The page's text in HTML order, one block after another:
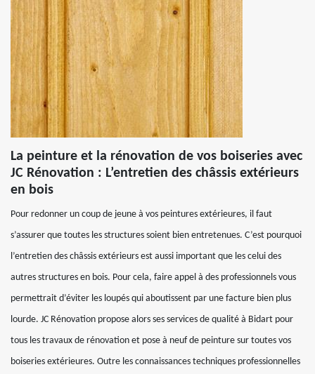
La peinture et la rénovation de vos boiseries avec
JC Rénovation : L’entretien des châssis extérieurs
en bois
Pour redonner un coup de jeune à vos peintures extérieures, il faut
s’assurer que toutes les structures soient bien entretenues. C’est pourquoi
l’entretien des châssis extérieurs est aussi important que les celui des
autres structures en bois. Pour cela, faire appel à des professionnels vous
permettrait d’éviter les loupés qui aboutissent par une facture bien plus
lourde. JC Rénovation propose alors ses services de qualité à Bidart pour
tous les travaux de rénovation et pose à neuf de peinture sur toutes vos
boiseries extérieures. Outre les connaissances techniques professionnelles